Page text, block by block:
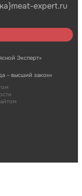
expert.ru
Эксперт»
– высший закон»